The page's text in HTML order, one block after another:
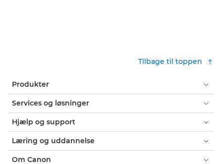
Tilbage til toppen
Produkter
Services og løsninger
Hjælp og support
Læring og uddannelse
Om Canon